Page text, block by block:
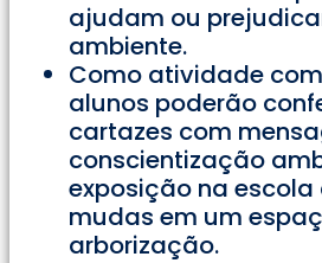
ajudam ou
ambiente.
Como atividade
alunos poderão
cartazes com
conscientização
exposição na
mudas em um
arborização.